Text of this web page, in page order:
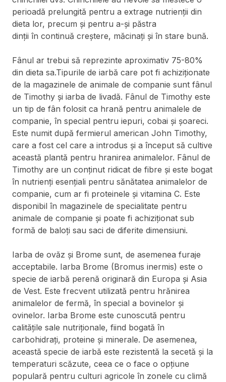
perioadă prelungită pentru a extrage nutrienții din
dieta lor, precum și pentru a-și păstra
dinții în continuă creștere, măcinați și în stare bună.
Fânul ar trebui să reprezinte aproximativ 75-80%
din dieta sa.Tipurile de iarbă care pot fi achiziționate
de la magazinele de animale de companie sunt fânul
de Timothy și iarba de livadă. Fânul de Timothy este
un tip de fân folosit ca hrană pentru animalele de
companie, în special pentru iepuri, cobai și șoareci.
Este numit după fermierul american John Timothy,
care a fost cel care a introdus și a început să cultive
această plantă pentru hranirea animalelor. Fânul de
Timothy are un conținut ridicat de fibre și este bogat
în nutrienți esențiali pentru sănătatea animalelor de
companie, cum ar fi proteinele și vitamina C. Este
disponibil în magazinele de specialitate pentru
animale de companie și poate fi achiziționat sub
formă de baloți sau saci de diferite dimensiuni.
Iarba de ovăz și Brome sunt, de asemenea furaje
acceptabile. Iarba Brome (Bromus inermis) este o
specie de iarbă perenă originară din Europa și Asia
de Vest. Este frecvent utilizată pentru hrănirea
animalelor de fermă, în special a bovinelor și
ovinelor. Iarba Brome este cunoscută pentru
calitățile sale nutriționale, fiind bogată în
carbohidrați, proteine și minerale. De asemenea,
această specie de iarbă este rezistentă la secetă și la
temperaturi scăzute, ceea ce o face o opțiune
populară pentru culturi agricole în zonele cu climă